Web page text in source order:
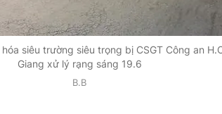
siêu trường siêu trọng bị CSGT Công an
Giang xử lý rạng sáng 19.6
B.B